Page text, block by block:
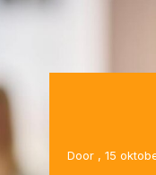
Door , 15